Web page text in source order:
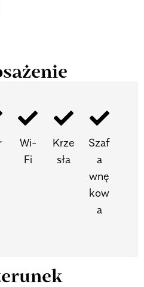
Wi-
Fi
Krze
sła
Szaf
a
wnę
kow
a